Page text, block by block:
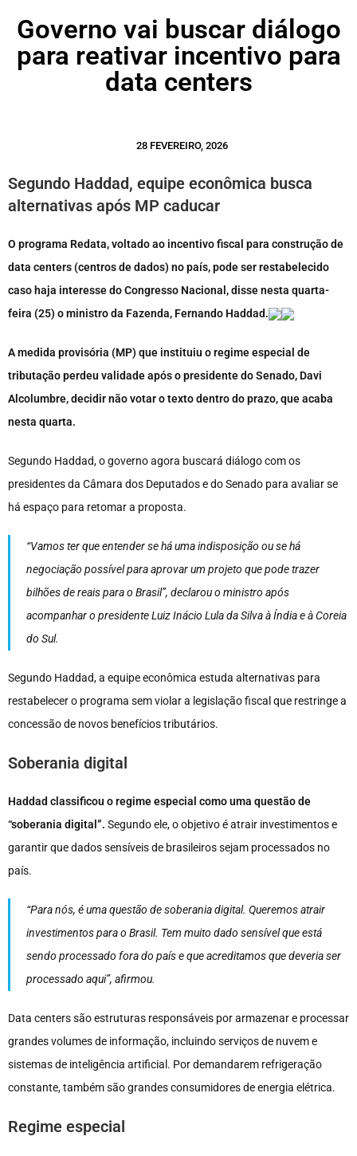
Governo vai buscar diálogo
para reativar incentivo para
data centers
28 FEVEREIRO, 2026
Segundo Haddad, equipe econômica busca
alternativas após MP caducar
O programa Redata, voltado ao incentivo fiscal para construção de
data centers (centros de dados) no país, pode ser restabelecido
caso haja interesse do Congresso Nacional, disse nesta quarta-
feira (25) o ministro da Fazenda, Fernando Haddad.
A medida provisória (MP) que instituiu o regime especial de
tributação perdeu validade após o presidente do Senado, Davi
Alcolumbre, decidir não votar o texto dentro do prazo, que acaba
nesta quarta.
Segundo Haddad, o governo agora buscará diálogo com os
presidentes da Câmara dos Deputados e do Senado para avaliar se
há espaço para retomar a proposta.
“Vamos ter que entender se há uma indisposição ou se há
negociação possível para aprovar um projeto que pode trazer
bilhões de reais para o Brasil”, declarou o ministro após
acompanhar o presidente Luiz Inácio Lula da Silva à Índia e à Coreia
do Sul.
Segundo Haddad, a equipe econômica estuda alternativas para
restabelecer o programa sem violar a legislação fiscal que restringe a
concessão de novos benefícios tributários.
Soberania digital
Haddad classificou o regime especial como uma questão de
“soberania digital”. Segundo ele, o objetivo é atrair investimentos e
garantir que dados sensíveis de brasileiros sejam processados no
país.
“Para nós, é uma questão de soberania digital. Queremos atrair
investimentos para o Brasil. Tem muito dado sensível que está
sendo processado fora do país e que acreditamos que deveria ser
processado aqui”, afirmou.
Data centers são estruturas responsáveis por armazenar e processar
grandes volumes de informação, incluindo serviços de nuvem e
sistemas de inteligência artificial. Por demandarem refrigeração
constante, também são grandes consumidores de energia elétrica.
Regime especial